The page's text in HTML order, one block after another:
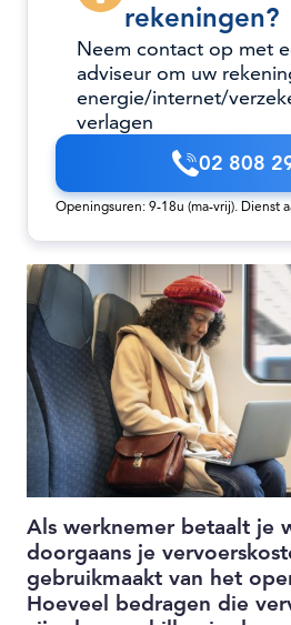
rekeningen?
Neem contact op met
adviseur om uw
energie/internet/
verlagen
02 808
Openingsuren: 9-18u (ma-vrij). Dienst
Als werknemer betaalt je
doorgaans je
gebruikmaakt van het
Hoeveel bedragen die